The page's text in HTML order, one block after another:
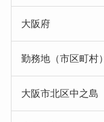
大阪府
勤務地（市区町村）
大阪市北区中之島